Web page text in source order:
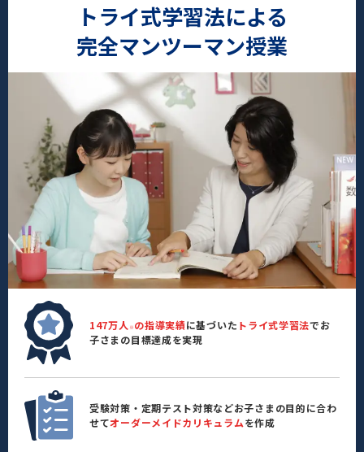
トライ式学習法による
完全マンツーマン授業
147万人 ※ の指導実績に基づいた トライ式学習法でお
子さまの目標達成を実現
受験対策・定期テスト対策などお子さまの目的に合わ
せてオーダーメイドカリキュラムを作成